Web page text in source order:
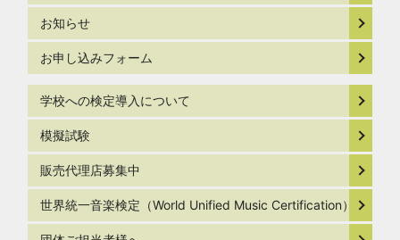
お知らせ
お申し込みフォーム
学校への検定導入について
模擬試験
販売代理店募集中
世界統一音楽検定（World Unified Music Certification）